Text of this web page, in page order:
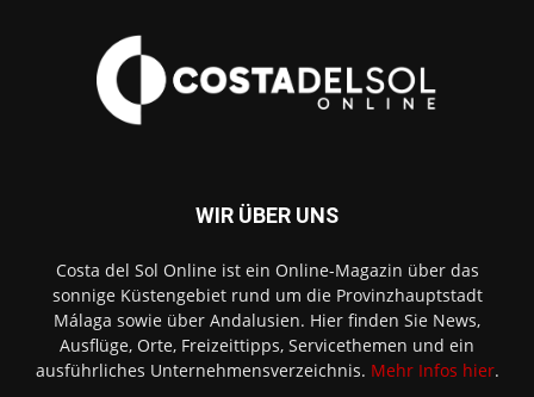
WIR ÜBER UNS
Costa del Sol Online ist ein Online-Magazin über das
sonnige Küstengebiet rund um die Provinzhauptstadt
Málaga sowie über Andalusien. Hier finden Sie News,
Ausflüge, Orte, Freizeittipps, Servicethemen und ein
ausführliches Unternehmensverzeichnis. Mehr Infos hier.